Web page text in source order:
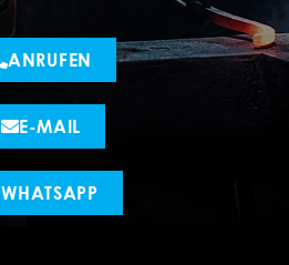
ANRUFEN
E-MAIL
WHATSAPP